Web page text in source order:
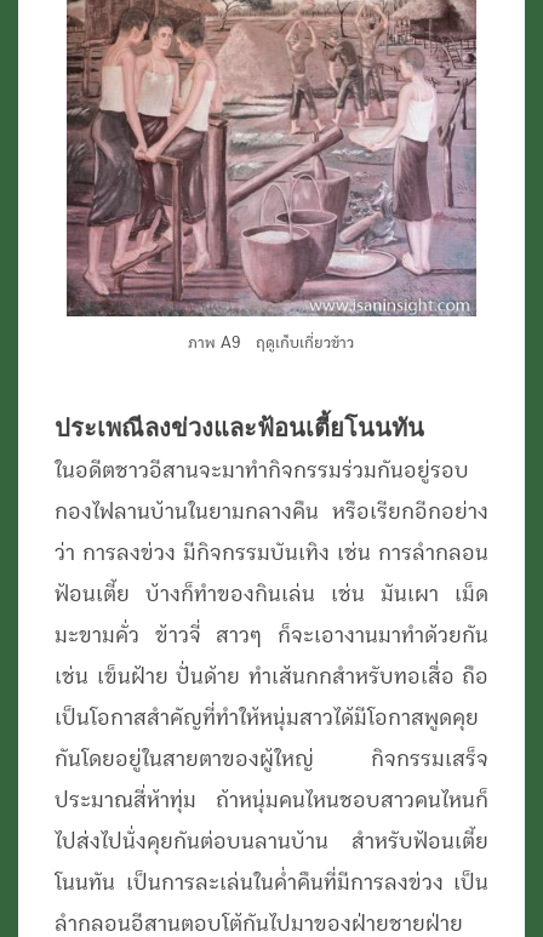
ภาพ A9 ฤดูเก็บเกี่ยวข้าว
ประเพณีลงข่วงและฟ้อนเตี้ยโนนทัน
ในอดีตชาวอีสานจะมาทำกิจกรรมร่วมกันอยู่รอบ
กองไฟลานบ้านในยามกลางคืน หรือเรียกอีกอย่าง
ว่า การลงข่วง มีกิจกรรมบันเทิง เช่น การลำกลอน
ฟ้อนเตี้ย บ้างก็ทำของกินเล่น เช่น มันเผา เม็ด
มะขามคั่ว ข้าวจี่ สาวๆ ก็จะเอางานมาทำด้วยกัน
เช่น เข็นฝ้าย ปั่นด้าย ทำเส้นกกสำหรับทอเสื่อ ถือ
เป็นโอกาสสำคัญที่ทำให้หนุ่มสาวได้มีโอกาสพูดคุย
กันโดยอยู่ในสายตาของผู้ใหญ่ กิจกรรมเสร็จ
ประมาณสี่ห้าทุ่ม ถ้าหนุ่มคนไหนชอบสาวคนไหนก็
ไปส่งไปนั่งคุยกันต่อบนลานบ้าน สำหรับฟ้อนเตี้ย
โนนทัน เป็นการละเล่นในค่ำคืนที่มีการลงข่วง เป็น
ลำกลอนอีสานตอบโต้กันไปมาของฝ่ายชายฝ่าย